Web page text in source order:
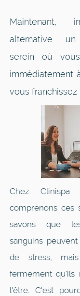
Maintenant,
alternative : un
serein où
immédiatement
vous franchissez
Chez Clinispa
comprenons ces
savons que
sanguins
de stress,
fermement qu'ils
l'être. C'est